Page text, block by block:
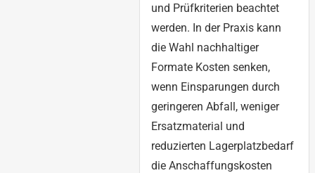
und Prüfkriterien beachtet
werden. In der Praxis kann
die Wahl nachhaltiger
Formate Kosten senken,
wenn Einsparungen durch
geringeren Abfall, weniger
Ersatzmaterial und
reduzierten Lagerplatzbedarf
die Anschaffungskosten